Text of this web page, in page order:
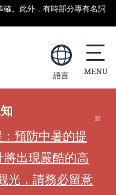
。此外，有時部分專有名詞
語言
：預防中暑的提
出現嚴酷的高
光，請務必留意